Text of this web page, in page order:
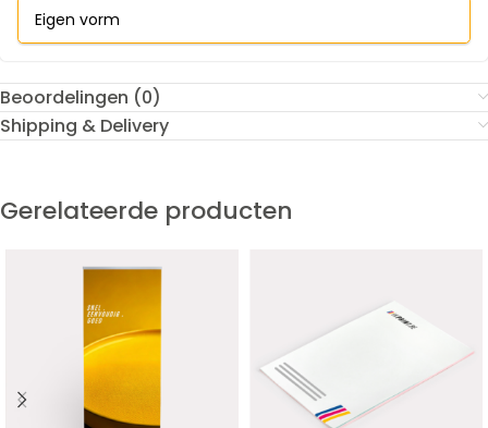
Eigen vorm
Beoordelingen (0)
Shipping & Delivery
Gerelateerde producten